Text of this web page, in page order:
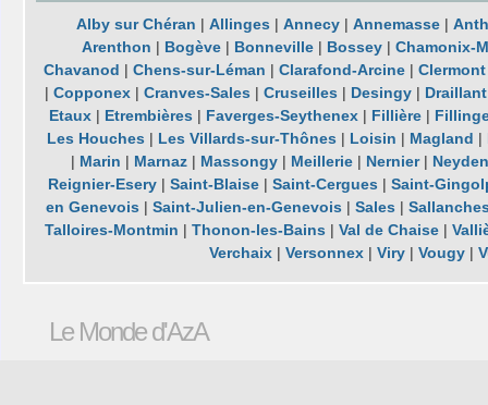
Alby sur Chéran |Allinges |Annecy |Annemasse |
Arenthon | Bogève | Bonneville | Bossey |Chamonix-
Chavanod |Chens-sur-Léman |Clarafond-Arcine |Clermont
| Copponex| Cranves-Sales | Cruseilles | Desingy| Draillant
Etaux| Etrembières | Faverges-Seythenex| Fillière|
Les Houches | Les Villards-sur-Thônes | Loisin | Magland |
| Marin | Marnaz| Massongy| Meillerie| Nernier|
Reignier-Esery| Saint-Blaise| Saint-Cergues | Saint-
en Genevois |Saint-Julien-en-Genevois |Sales |
Talloires-Montmin | Thonon-les-Bains | Val de Chaise|
Verchaix |Versonnex |Viry |Vougy |
Le Monde d'AzA